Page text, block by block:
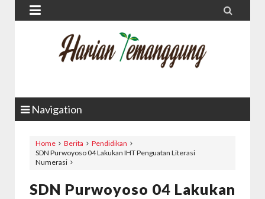
 
Navigation
Home Berita
Pendidikan
SDN Purwoyoso 04 Lakukan IHT Penguatan Literasi
Numerasi
SDN Purwoyoso 04 Lakukan